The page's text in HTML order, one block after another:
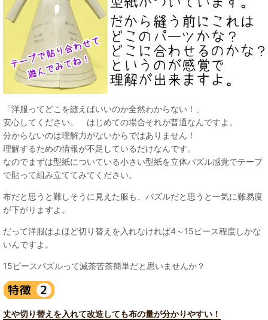
「洋服ってどこを縫えばいいのか全然わからない！」
安心してください。 はじめての場合それが普通なんですよ。
分からないのは理解力がないからではありません！
理解するための情報が不足しているだけなんです。
なのでまずは型紙についている小さい型紙を立体パズル感覚でテープ
で貼って組み立ててみてください。
布だと思うと難しそうに見えた服も、パズルだと思うと一気に難易度
が下がりますよ。
だって洋服はよほど切り替えを入れなければ4～15ピース程度しかな
いんですよ。
15ピースパズルって滅茶苦茶簡単だと思いませんか？
丈や切り替えを入れて改造しても布の量が分かりやすい！